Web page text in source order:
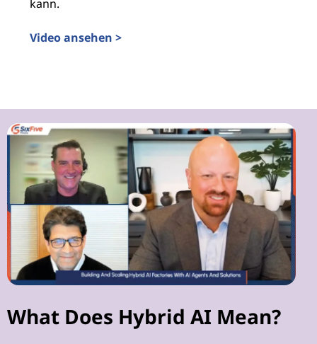
kann.
Video ansehen >
What Does Hybrid AI Mean?